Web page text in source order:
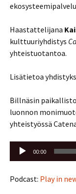
Haastattelijana
kulttuuriyhdistys
yhteistuotantoa.
Lisätietoa
Billnäsin
luonnon
yhteistyössä
Äänitoistin
00:00
Podcast: Play in